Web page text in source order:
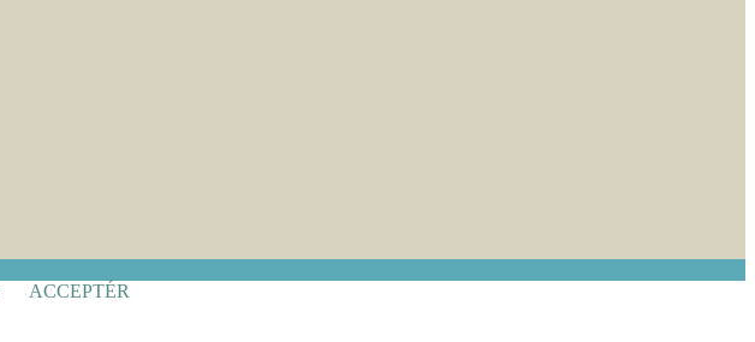
ACCEPTÉR